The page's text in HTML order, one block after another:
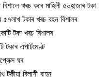
খৰচ কৰে মাহিলী ৫০হাজাৰ টকা
টকাৰ খৰচ বহন বিশালৰ
টকা খৰচ বিশালৰ
টকাৰ এপাৰ্টমেণ্ট
ঘৰ
বিলাসী বাহন